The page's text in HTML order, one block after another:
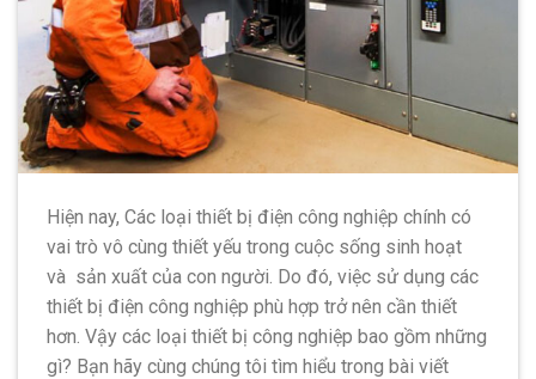
Hiện nay, Các loại thiết bị điện công nghiệp chính có
vai trò vô cùng thiết yếu trong cuộc sống sinh hoạt
và sản xuất của con người. Do đó, việc sử dụng các
thiết bị điện công nghiệp phù hợp trở nên cần thiết
hơn. Vậy các loại thiết bị công nghiệp bao gồm những
gì? Bạn hãy cùng chúng tôi tìm hiểu trong bài viết